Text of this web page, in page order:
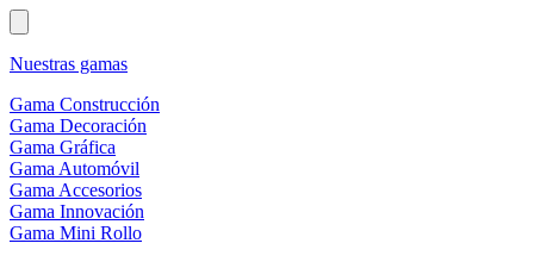
Nuestras gamas
Gama Construcción
Gama Decoración
Gama Gráfica
Gama Automóvil
Gama Accesorios
Gama Innovación
Gama Mini Rollo